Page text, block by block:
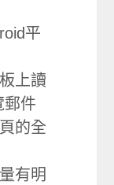
平
上讀
郵件
的全
有明